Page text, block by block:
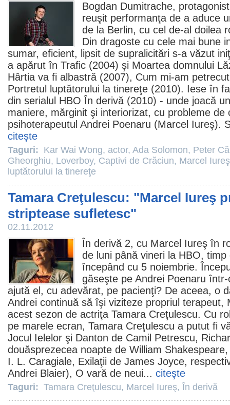
Bogdan Dumitrache,
reuşit performanţa de a aduce
de la Berlin, cu cel de-al doilea
Din dragoste cu cele mai bune
sumar, eficient, lipsit de supralicitări s-a văzut
a apărut în Trafic (2004) şi Moartea domnului
Hârtia va fi albastră (2007), Cum mi-am
Portretul luptătorului la tinereţe (2010). Iese în
din serialul HBO În derivă (2010) - unde joacă
maniere, mărginit şi interiorizat, cu probleme de
psihoterapeutul Andrei Poenaru (Marcel Iureş).
citeşte
Taguri: Kar Wai Wong, actor, Ada Solomon, Peter
Gheorghiu, Loverboy, Captivi de Crăciun, Marcel Iureş
luptătorului la tinereţe
Tamara Creţulescu: "Marcel Iureş
striptease sufletesc"
02.11.2012
În derivă 2, cu Marcel Iureş în
de luni până vineri la HBO,
începând cu 5 noiembrie.
găseşte pe Andrei Poenaru
ajută el, cu adevărat, pe pacienţi? De aceea, o
Andrei continuă să îşi viziteze propriul terapeut,
acest sezon de actriţa Tamara Creţulescu. Cu
pe marele ecran, Tamara Creţulescu a putut fi
Jocul Ielelor şi Danton de Camil Petrescu,
douăsprezecea noapte de William
I. L. Caragiale, Exilaţii de James Joyce,
Andrei Blaier), O vară de neui... citeşte
Taguri: Tamara Creţulescu, Marcel Iureş, În derivă